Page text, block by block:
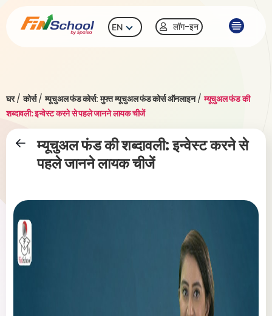
EN लॉग-इन
घर/कोर्स/म्यूचुअल फंड कोर्स: मुफ्त म्यूचुअल फंड कोर्स ऑनलाइन/म्यूचुअल फंड की
शब्दावली: इन्वेस्ट करने से पहले जानने लायक चीजें
म्यूचुअल फंड की शब्दावली: इन्वेस्ट करने से
पहले जानने लायक चीजें